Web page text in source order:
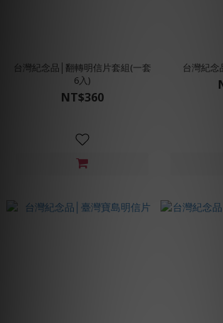
台灣紀念品│翻轉明信片套組(一套
6入)
NT$360
台灣紀念